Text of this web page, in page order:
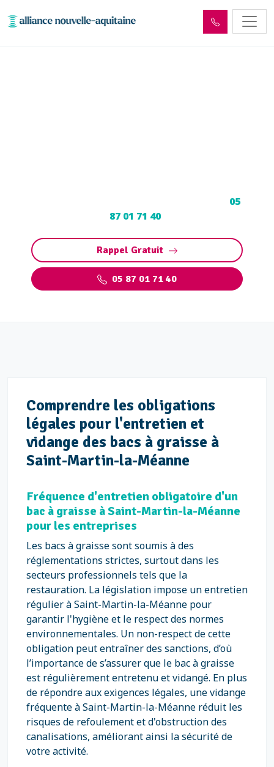
05
87 01 71 40
Rappel Gratuit
05 87 01 71 40
Comprendre les obligations
légales pour l'entretien et
vidange des bacs à graisse à
Saint-Martin-la-Méanne
Fréquence d'entretien obligatoire d'un
bac à graisse à Saint-Martin-la-Méanne
pour les entreprises
Les bacs à graisse sont soumis à des
réglementations strictes, surtout dans les
secteurs professionnels tels que la
restauration. La législation impose un entretien
régulier à Saint-Martin-la-Méanne pour
garantir l'hygiène et le respect des normes
environnementales. Un non-respect de cette
obligation peut entraîner des sanctions, d’où
l’importance de s’assurer que le bac à graisse
est régulièrement entretenu et vidangé. En plus
de répondre aux exigences légales, une vidange
fréquente à Saint-Martin-la-Méanne réduit les
risques de refoulement et d'obstruction des
canalisations, améliorant ainsi la sécurité de
votre activité.